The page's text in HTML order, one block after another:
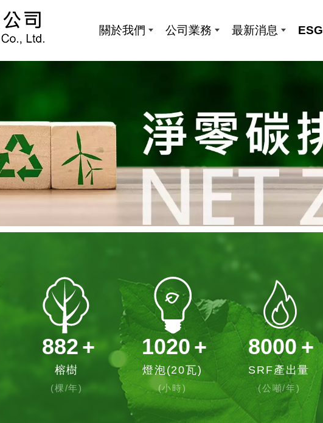
關於我們 公司業務 最新消息 ESG
882+
榕樹
(棵/年)
1020+
燈泡(20瓦)
(小時)
8000+
SRF產出量
(公噸/年)